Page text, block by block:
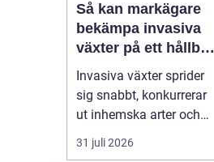
Så kan markägare
bekämpa invasiva
växter på ett hållbart
sätt
Invasiva växter sprider
sig snabbt, konkurrerar
ut inhemska arter och
kan på sikt förändra hela
ekosystem. De orsakar
31 juli 2026